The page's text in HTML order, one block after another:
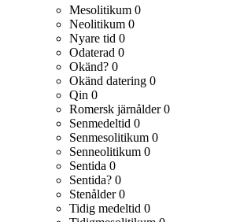
Mesolitikum 0
Neolitikum 0
Nyare tid 0
Odaterad 0
Okänd? 0
Okänd datering 0
Qin 0
Romersk järnålder 0
Senmedeltid 0
Senmesolitikum 0
Senneolitikum 0
Sentida 0
Sentida? 0
Stenålder 0
Tidig medeltid 0